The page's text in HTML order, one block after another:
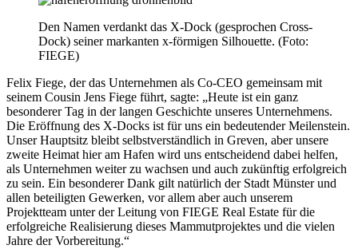
Den Namen verdankt das X-Dock (gesprochen Cross-
Dock) seiner markanten x-förmigen Silhouette. (Foto:
FIEGE)
Felix Fiege, der das Unternehmen als Co-CEO gemeinsam mit
seinem Cousin Jens Fiege führt, sagte: „Heute ist ein ganz
besonderer Tag in der langen Geschichte unseres Unternehmens.
Die Eröffnung des X-Docks ist für uns ein bedeutender Meilenstein.
Unser Hauptsitz bleibt selbstverständlich in Greven, aber unsere
zweite Heimat hier am Hafen wird uns entscheidend dabei helfen,
als Unternehmen weiter zu wachsen und auch zukünftig erfolgreich
zu sein. Ein besonderer Dank gilt natürlich der Stadt Münster und
allen beteiligten Gewerken, vor allem aber auch unserem
Projektteam unter der Leitung von FIEGE Real Estate für die
erfolgreiche Realisierung dieses Mammutprojektes und die vielen
Jahre der Vorbereitung.“